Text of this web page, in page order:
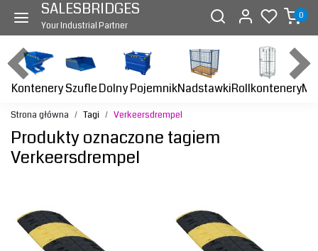
SALESBRIDGES
Your Industrial Partner
0
KontenerySzufleDolny PojemnikNadstawkiRollkontenery
Strona główna Tagi Verkeersdrempel
Produkty oznaczone tagiem
Verkeersdrempel